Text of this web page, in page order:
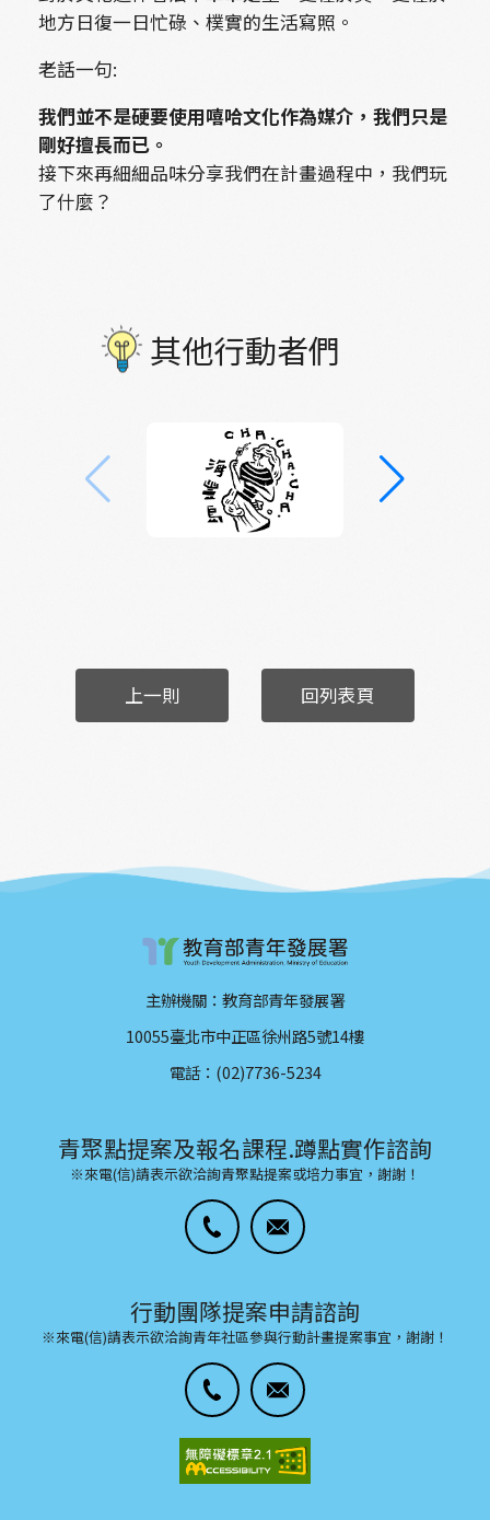
地方日復一日忙碌、樸實的生活寫照。
老話一句:
我們並不是硬要使用嘻哈文化作為媒介，我們只是
剛好擅長而已。
接下來再細細品味分享我們在計畫過程中，我們玩
了什麼？
其他行動者們
上一則 回列表頁
主辦機關：教育部青年發展署
10055臺北市中正區徐州路5號14樓
電話：(02)7736-5234
青聚點提案及報名課程.蹲點實作諮詢
※來電(信)請表示欲洽詢青聚點提案或培力事宜，謝謝！
行動團隊提案申請諮詢
※來電(信)請表示欲洽詢青年社區參與行動計畫提案事宜，謝謝！